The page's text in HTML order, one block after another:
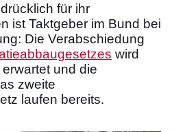
für ihr
ist Taktgeber im Bund bei
Die Verabschiedung
wird
und die
zweite
laufen bereits.